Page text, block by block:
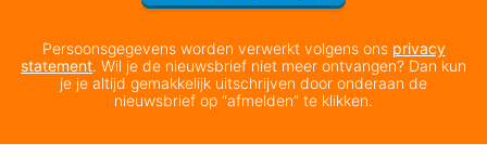
Persoonsgegevens worden verwerkt volgens ons privacy
statement. Wil je de nieuwsbrief niet meer ontvangen? Dan kun
je je altijd gemakkelijk uitschrijven door onderaan de
nieuwsbrief op “afmelden” te klikken.